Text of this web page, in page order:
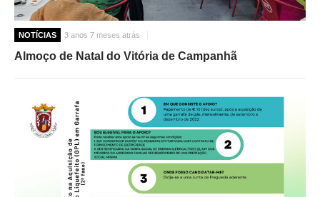
NOTÍCIAS 3 anos 7 meses atrás
Almoço de Natal do Vitória de Campanhã